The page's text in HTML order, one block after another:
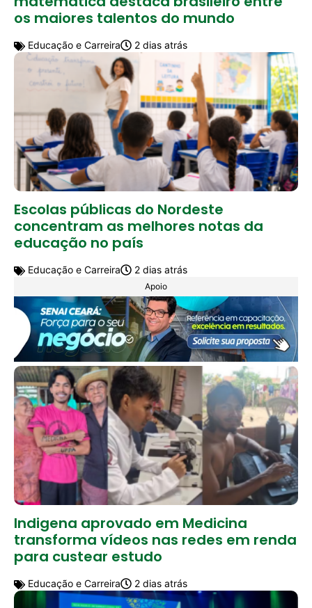
os maiores talentos do mundo
Educação e Carreira 2 dias atrás
Escolas públicas do Nordeste
concentram as melhores notas da
educação no país
Educação e Carreira 2 dias atrás
Apoio
Indigena aprovado em Medicina
transforma vídeos nas redes em renda
para custear estudo
Educação e Carreira 2 dias atrás